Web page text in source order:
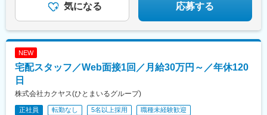
気になる 応募する
NEW
宅配スタッフ／Web面接1回／月給30万円～／年休120
日
株式会社カクヤス(ひとまいるグループ)
正社員 転勤なし 5名以上採用
職種未経験歓迎